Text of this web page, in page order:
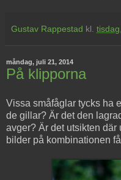
Gustav Rappestad kl.
måndag, juli 21, 2014
På klipporna
Vissa småfåglar tycks ha
de gillar? Är det den
avger? Är det utsikten
bilder på kombinationen